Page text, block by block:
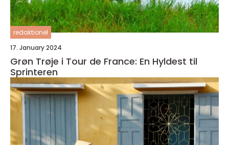
redaktionel
17. January 2024
Grøn Trøje i Tour de France: En Hyldest til
Sprinteren